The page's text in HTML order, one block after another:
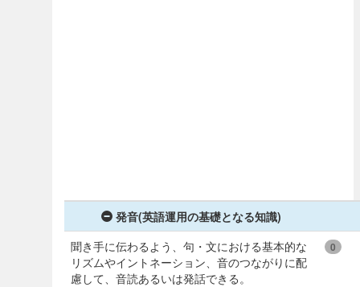
発音(英語運用の基礎となる知識)
聞き手に伝わるよう、句・文における基本的な
リズムやイントネーション、音のつながりに配
慮して、音読あるいは発話できる。
0